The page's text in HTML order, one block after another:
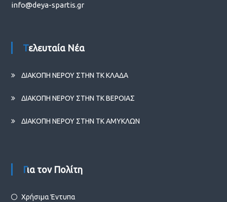
info@deya-spartis.gr
Τελευταία Νέα
ΔΙΑΚΟΠΗ ΝΕΡΟΥ ΣΤΗΝ ΤΚ ΚΛΑΔΑ
ΔΙΑΚΟΠΗ ΝΕΡΟΥ ΣΤΗΝ ΤΚ ΒΕΡΟΙΑΣ
ΔΙΑΚΟΠΗ ΝΕΡΟΥ ΣΤΗΝ ΤΚ ΑΜΥΚΛΩΝ
Για τον Πολίτη
Χρήσιμα Έντυπα